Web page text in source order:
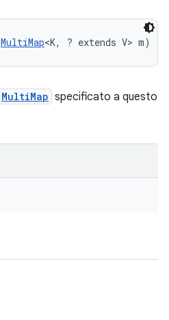
MultiMap<K, ? extends V> m)
MultiMap specificato a questo